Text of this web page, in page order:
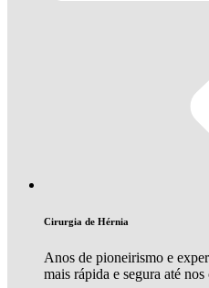
Cirurgia de Hérnia
Anos de pioneirismo e
mais rápida e segura até